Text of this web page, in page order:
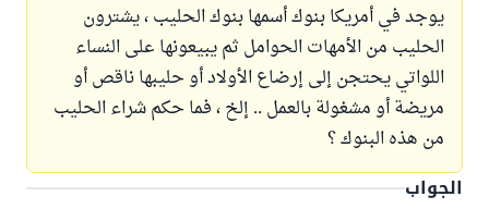
يوجد في أمريكا بنوك أسمها بنوك الحليب ، يشترون
الحليب من الأمهات الحوامل ثم يبيعونها على النساء
اللواتي يحتجن إلى إرضاع الأولاد أو حليبها ناقص أو
مريضة أو مشغولة بالعمل .. إلخ ، فما حكم شراء الحليب
من هذه البنوك ؟
الجواب